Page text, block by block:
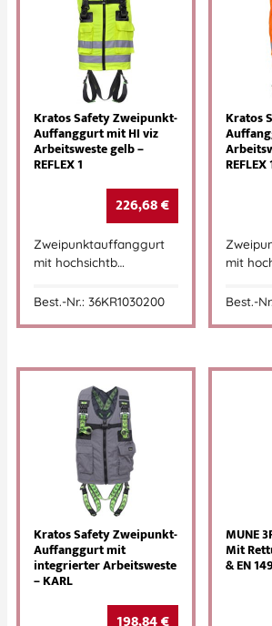
Kratos Safety Zweipunkt-
Auffanggurt mit HI viz
Arbeitsweste gelb –
REFLEX 1
226,68€
Zweipunktauffanggurt
mit hochsichtb…
Best.-Nr.: 36KR1030200
Kratos
REFLEX
mit
Best.-
Kratos Safety Zweipunkt-
Auffanggurt mit
integrierter Arbeitsweste
– KARL
MUNE
Mit
& EN